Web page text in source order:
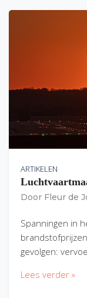
ARTIKELEN
Door Fleur de
Spanningen in
gevolgen:
Lees verder »